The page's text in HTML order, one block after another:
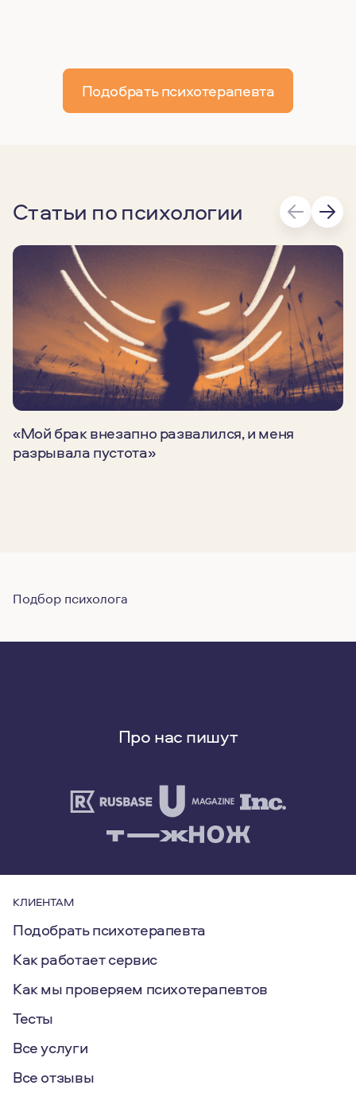
Подобрать психотерапевта
Статьи по психологии
«Мой брак внезапно развалился, и меня
разрывала пустота»
Подбор психолога
Про нас пишут
КЛИЕНТАМ
Подобрать психотерапевта
Как работает сервис
Как мы проверяем психотерапевтов
Тесты
Все услуги
Все отзывы